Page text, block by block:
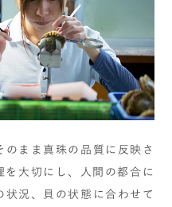
まま真珠の品質に反映さ
大切にし、人間の都合に
況、貝の状態に合わせて